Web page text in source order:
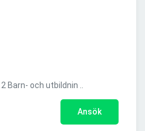
Barn- och utbildnin ..
Ansök